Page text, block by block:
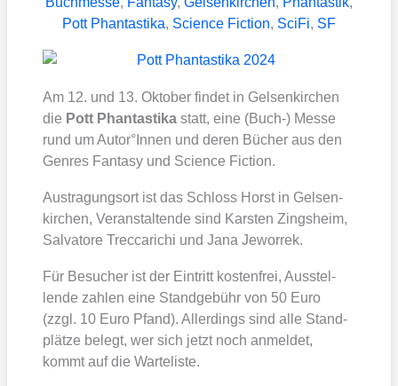
Pott Phantastika, Science Fiction, SciFi, SF
Am 12. und 13. Okto­ber fin­det in Gel­sen­kir­chen
die Pott Phan­tas­tika statt, eine (Buch-) Mes­se
rund um Autor°Innen und deren Bücher aus den
Gen­res Fan­ta­sy und Sci­ence Fic­tion.
Aus­tra­gungs­ort ist das Schloss Horst in Gel­sen­
kir­chen, Ver­an­stal­ten­de sind Kars­ten Zings­heim,
Sal­va­to­re Trec­ca­ri­chi und Jana Jewor­rek.
Für Besu­cher ist der Ein­tritt kos­ten­frei, Aus­stel­
len­de zah­len eine Stand­ge­bühr von 50 Euro
(zzgl. 10 Euro Pfand). Aller­dings sind alle Stand­
plät­ze belegt, wer sich jetzt noch anmel­det,
kommt auf die War­te­lis­te.